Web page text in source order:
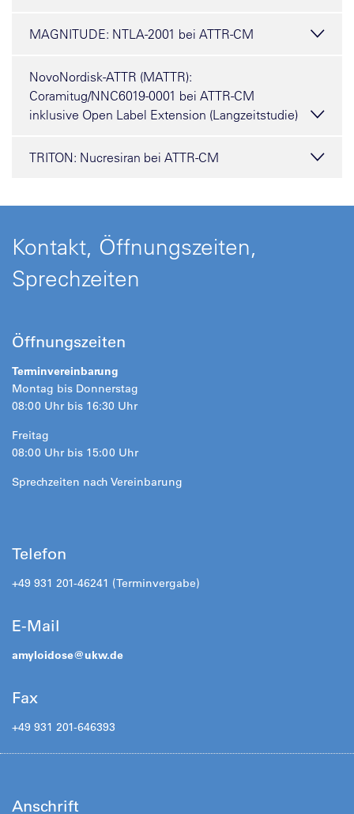
MAGNITUDE: NTLA-2001 bei ATTR-CM
NovoNordisk-ATTR (MATTR):
Coramitug/NNC6019-0001 bei ATTR-CM
inklusive Open Label Extension (Langzeitstudie)
TRITON: Nucresiran bei ATTR-CM
Kontakt, Öffnungszeiten,
Sprechzeiten
Öffnungszeiten
Terminvereinbarung
Montag bis Donnerstag
08:00 Uhr bis 16:30 Uhr
Freitag
08:00 Uhr bis 15:00 Uhr
Sprechzeiten nach Vereinbarung
Telefon
+49 931 201-46241 (Terminvergabe)
E-Mail
amyloidose@ukw.de
Fax
+49 931 201-646393
Anschrift